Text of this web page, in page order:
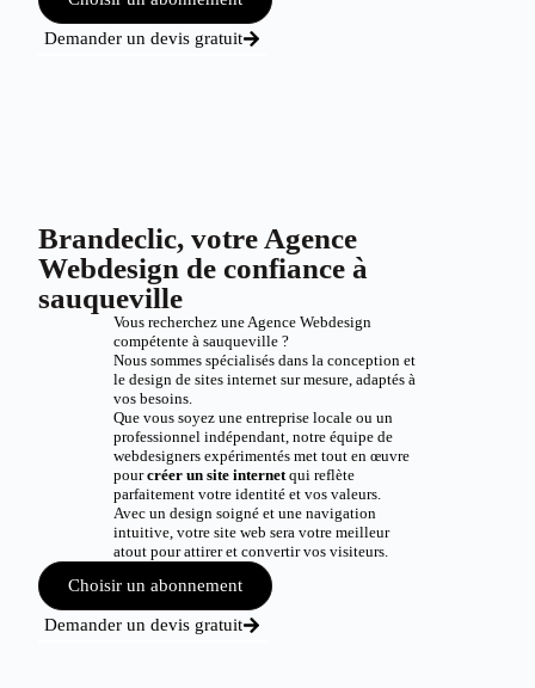
Demander un devis gratuit
Brandeclic, votre Agence
Webdesign de confiance à
sauqueville
Vous recherchez une Agence Webdesign
compétente à sauqueville ?
Nous sommes spécialisés dans la conception et
le design de sites internet sur mesure, adaptés à
vos besoins.
Que vous soyez une entreprise locale ou un
professionnel indépendant, notre équipe de
webdesigners expérimentés met tout en œuvre
pourcréer un site internetqui reflète
parfaitement votre identité et vos valeurs.
Avec un design soigné et une navigation
intuitive, votre site web sera votre meilleur
atout pour attirer et convertir vos visiteurs.
Choisir un abonnement
Demander un devis gratuit